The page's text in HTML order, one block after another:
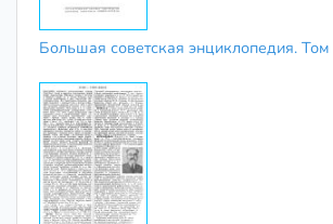
Большая советская энциклопедия.